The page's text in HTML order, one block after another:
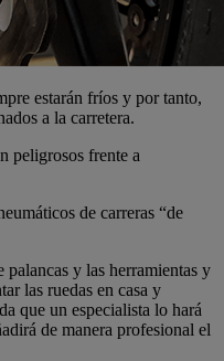
estarán fríos y por tanto,
a la carretera.
peligrosos frente a
de carreras “de
palancas y las herramientas y
las ruedas en casa y
que un especialista lo hará
de manera profesional el